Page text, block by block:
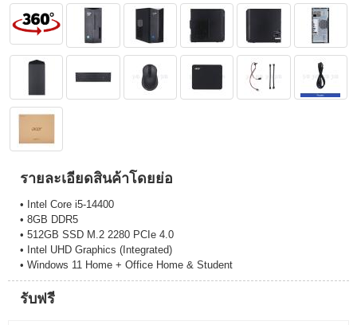
รายละเอียดสินค้าโดยย่อ
• Intel Core i5-14400
• 8GB DDR5
• 512GB SSD M.2 2280 PCIe 4.0
• Intel UHD Graphics (Integrated)
• Windows 11 Home + Office Home & Student
รับฟรี